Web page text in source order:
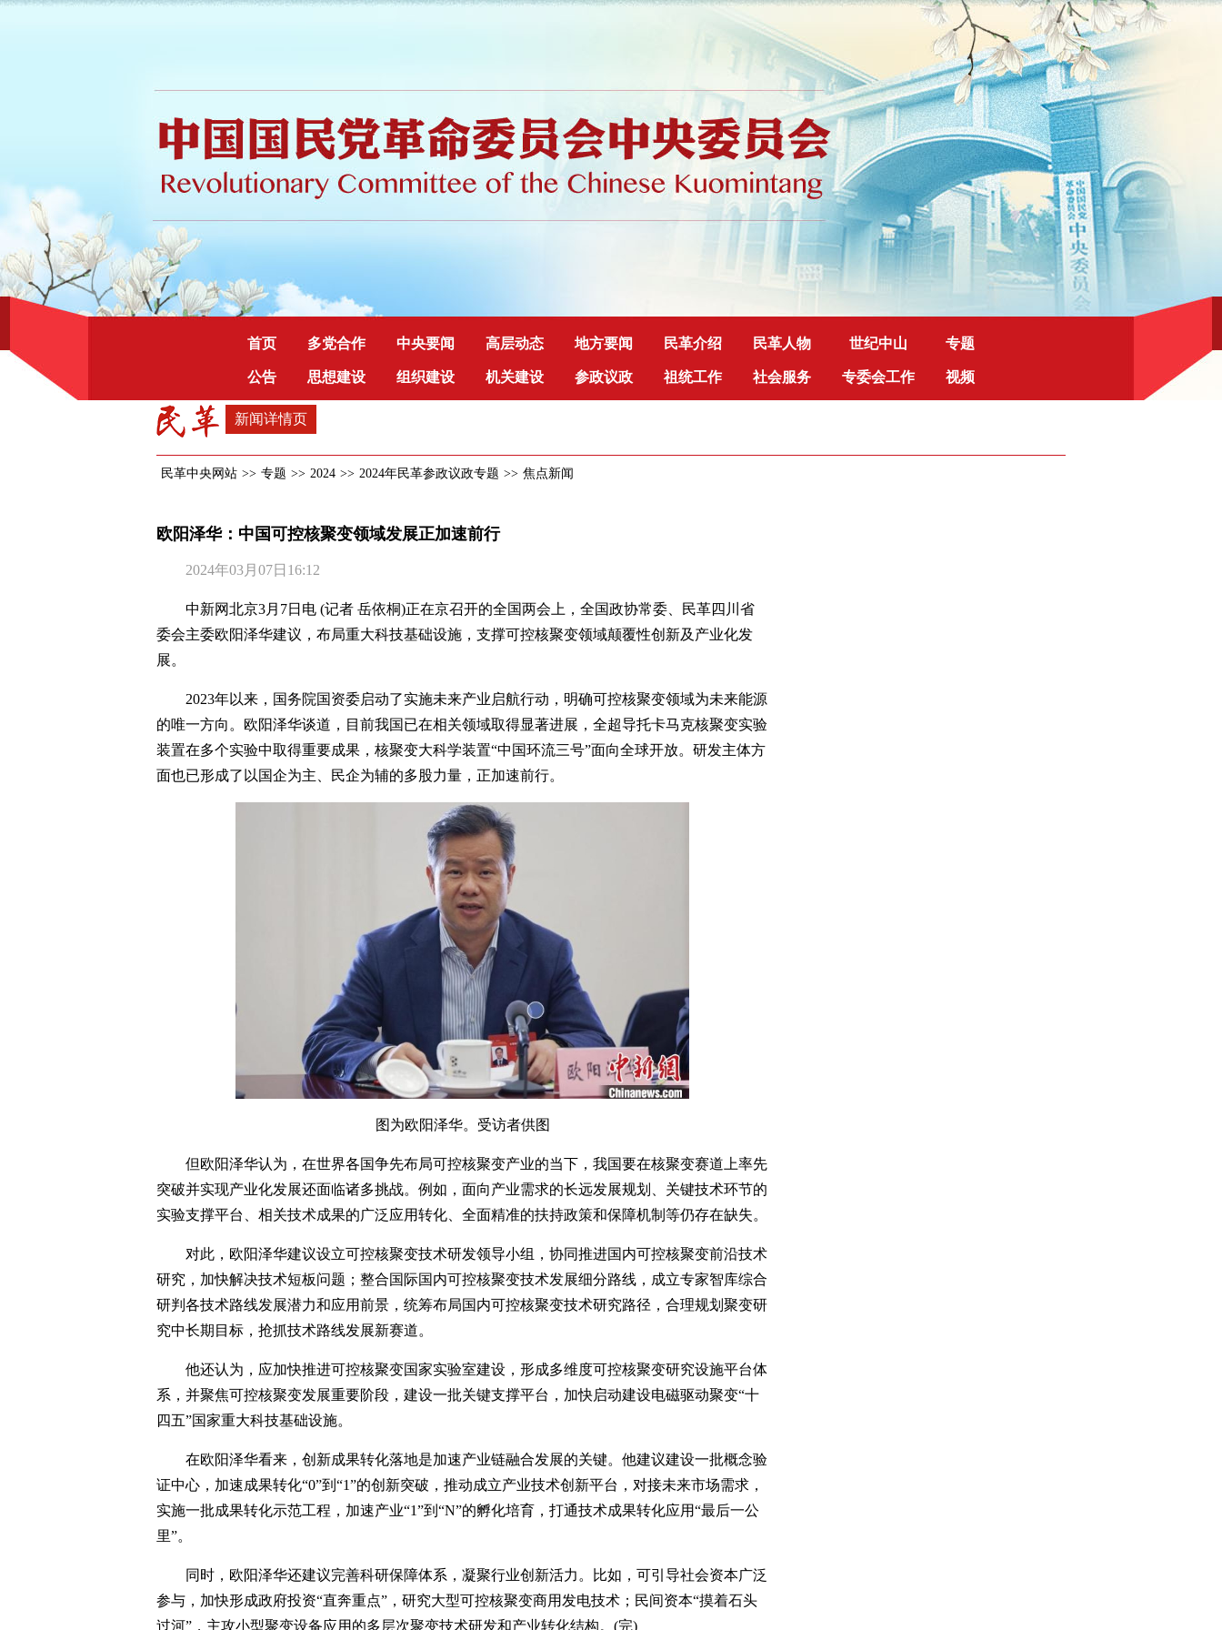
首页 多党合作 中央要闻 高层动态 地方要闻 民革介绍 民革人物 世纪中山 专题
公告 思想建设 组织建设 机关建设 参政议政 祖统工作 社会服务 专委会工作 视频
新闻详情页
民革中央网站 >> 专题 >> 2024 >> 2024年民革参政议政专题 >> 焦点新闻
欧阳泽华：中国可控核聚变领域发展正加速前行
2024年03月07日16:12
中新网北京3月7日电 (记者 岳依桐)正在京召开的全国两会上，全国政协常委、民革四川省
委会主委欧阳泽华建议，布局重大科技基础设施，支撑可控核聚变领域颠覆性创新及产业化发
展。
2023年以来，国务院国资委启动了实施未来产业启航行动，明确可控核聚变领域为未来能源
的唯一方向。欧阳泽华谈道，目前我国已在相关领域取得显著进展，全超导托卡马克核聚变实验
装置在多个实验中取得重要成果，核聚变大科学装置“中国环流三号”面向全球开放。研发主体方
面也已形成了以国企为主、民企为辅的多股力量，正加速前行。
图为欧阳泽华。受访者供图
但欧阳泽华认为，在世界各国争先布局可控核聚变产业的当下，我国要在核聚变赛道上率先
突破并实现产业化发展还面临诸多挑战。例如，面向产业需求的长远发展规划、关键技术环节的
实验支撑平台、相关技术成果的广泛应用转化、全面精准的扶持政策和保障机制等仍存在缺失。
对此，欧阳泽华建议设立可控核聚变技术研发领导小组，协同推进国内可控核聚变前沿技术
研究，加快解决技术短板问题；整合国际国内可控核聚变技术发展细分路线，成立专家智库综合
研判各技术路线发展潜力和应用前景，统筹布局国内可控核聚变技术研究路径，合理规划聚变研
究中长期目标，抢抓技术路线发展新赛道。
他还认为，应加快推进可控核聚变国家实验室建设，形成多维度可控核聚变研究设施平台体
系，并聚焦可控核聚变发展重要阶段，建设一批关键支撑平台，加快启动建设电磁驱动聚变“十
四五”国家重大科技基础设施。
在欧阳泽华看来，创新成果转化落地是加速产业链融合发展的关键。他建议建设一批概念验
证中心，加速成果转化“0”到“1”的创新突破，推动成立产业技术创新平台，对接未来市场需求，
实施一批成果转化示范工程，加速产业“1”到“N”的孵化培育，打通技术成果转化应用“最后一公
里”。
同时，欧阳泽华还建议完善科研保障体系，凝聚行业创新活力。比如，可引导社会资本广泛
参与，加快形成政府投资“直奔重点”，研究大型可控核聚变商用发电技术；民间资本“摸着石头
过河”，主攻小型聚变设备应用的多层次聚变技术研发和产业转化结构。(完)